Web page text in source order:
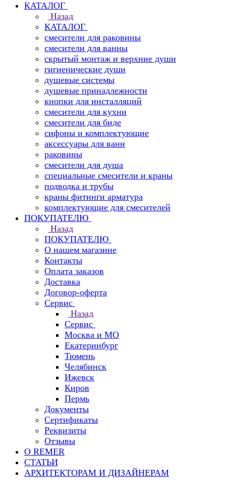
КАТАЛОГ
Назад
КАТАЛОГ
смесители для раковины
смесители для ванны
скрытый монтаж и верхние души
гигиенические души
душевые системы
душевые принадлежности
кнопки для инсталляций
смесители для кухни
смесители для биде
сифоны и комплектующие
аксессуары для ванн
раковины
смесители для душа
специальные смесители и краны
подводка и трубы
краны фитинги арматура
комплектующие для смесителей
ПОКУПАТЕЛЮ
Назад
ПОКУПАТЕЛЮ
О нашем магазине
Контакты
Оплата заказов
Доставка
Договор-оферта
Сервис
Назад
Сервис
Москва и МО
Екатеринбург
Тюмень
Челябинск
Ижевск
Киров
Пермь
Документы
Сертификаты
Реквизиты
Отзывы
О REMER
СТАТЬИ
АРХИТЕКТОРАМ И ДИЗАЙНЕРАМ